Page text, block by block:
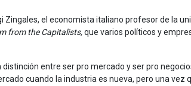
Zingales, el economista italiano profesor de la
from the Capitalists,que varios políticos y
entre ser pro mercado y ser pro
cuando la industria es nueva, pero una vez